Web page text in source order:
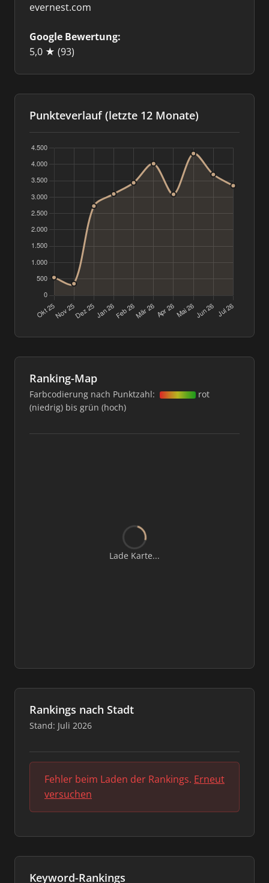
evernest.com
Google Bewertung:
5,0 ★ (93)
Punkteverlauf (letzte 12 Monate)
Ranking-Map
Farbcodierung nach Punktzahl:
rot
(niedrig) bis grün (hoch)
Lade Karte...
Rankings nach Stadt
Stand: Juli 2026
Fehler beim Laden der Rankings. Erneut
versuchen
Keyword-Rankings